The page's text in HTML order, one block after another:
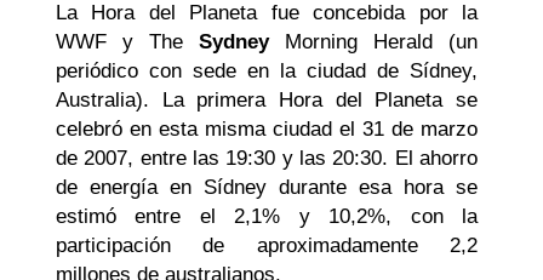
La Hora del Planeta fue concebida por la
WWF y The SydneyMorning Herald (un
periódico con sede en la ciudad de Sídney,
Australia). La primera Hora del Planeta se
celebró en esta misma ciudad el 31 de marzo
de 2007, entre las 19:30 y las 20:30. El ahorro
de energía en Sídney durante esa hora se
estimó entre el 2,1% y 10,2%, con la
participación de aproximadamente 2,2
millones de australianos.